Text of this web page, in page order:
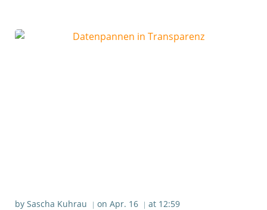
by Sascha Kuhrau | on Apr. 16 | at 12:59